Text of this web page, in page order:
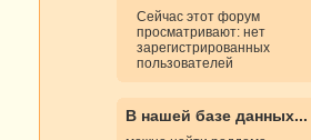
Сейчас этот форум
просматривают: нет
зарегистрированных
пользователей
В нашей базе данных...